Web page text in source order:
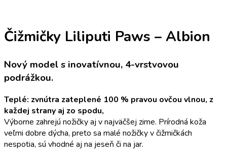
Čižmičky Liliputi Paws – Albion
Nový model s inovatívnou, 4-vrstvovou
podrážkou.
Teplé: zvnútra zateplené 100 % pravou ovčou vlnou, z
každej strany aj zo spodu,
Výborne zahrejú nožičky aj v najväčšej zime. Prírodná koža
veľmi dobre dýcha, preto sa malé nožičky v čižmičkách
nespotia, sú vhodné aj na jeseň či na jar.